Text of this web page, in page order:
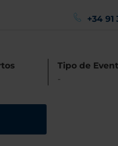
+34 91
Tipo de
-